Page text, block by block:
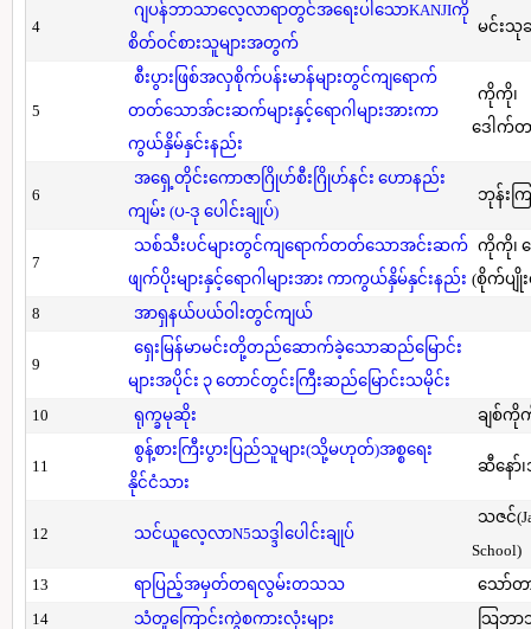
4
ဂျပန်ဘာသာလေ့လာရာတွင်အရေးပါသောKANJIကို
စိတ်ဝင်စားသူများအတွက်
မင်းသုခ
5
စီးပွားဖြစ်အလှစိုက်ပန်းမာန်များတွင်ကျရောက်
တတ်သောအ်ငးဆက်များနှင့်ရောဂါများအားကာ
ကွယ်နှိမ်နှင်းနည်း
ကိုကို၊
ဒေါက်တ
6
အရှေ့တိုင်းကောဇာဂြိုဟ်စီးဂြိုဟ်နင်း ဟောနည်း
ကျမ်း (ပ-ဒု ပေါင်းချုပ်)
ဘုန်းက
7
သစ်သီးပင်များတွင်ကျရောက်တတ်သောအင်းဆက်
ဖျက်ပိုးများနှင့်ရောဂါများအား ကာကွယ်နှိမ်နှင်းနည်း
ကိုကို၊
(စိုက်ပျိုး
8
အာရှနယ်ပယ်ဝါးတွင်ကျယ်
9
ရှေးမြန်မာမင်းတို့တည်ဆောက်ခဲ့သောဆည်မြောင်း
များအပိုင်း ၃ တောင်တွင်းကြီးဆည်မြောင်းသမိုင်း
10
ရုက္ခမုဆိုး ချစ်ကို
11
စွန့်စားကြီးပွားပြည်သူများ(သို့မဟုတ်)အစ္စရေး
နိုင်ငံသား
ဆီနော်၊
12 သင်ယူလေ့လာN5သဒ္ဒါပေါင်းချုပ်
သဇင်
School)
13
ရာပြည့်အမှတ်တရလွမ်းတသသ
သော်တ
14
သံတူကြောင်းကွဲစကားလုံးများ
သြဘာ